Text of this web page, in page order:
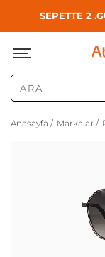
SEPETTE 2
Anasayfa / Markalar /